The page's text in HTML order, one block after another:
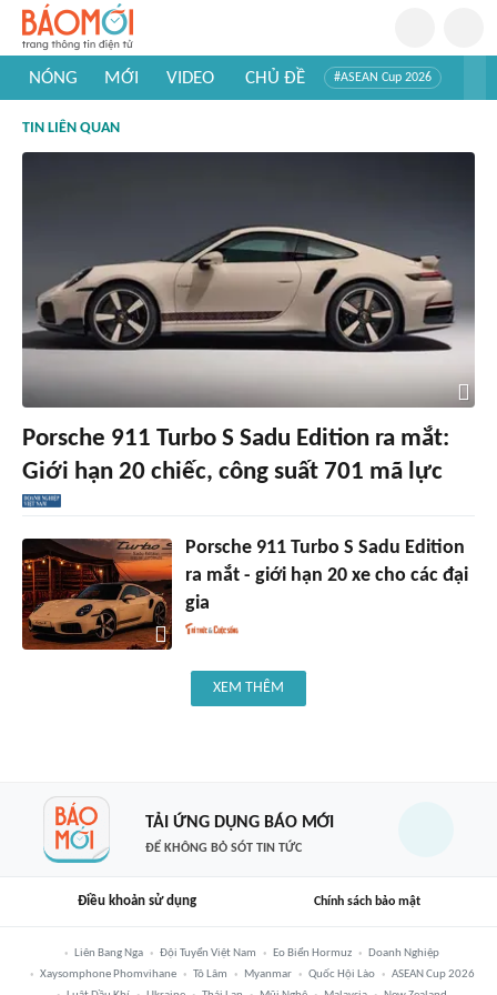
NÓNG MỚI VIDEO CHỦ ĐỀ #ASEAN Cup 2026
#Khám phá thế giới
TIN LIÊN QUAN
Porsche 911 Turbo S Sadu Edition ra mắt:
Giới hạn 20 chiếc, công suất 701 mã lực
Porsche 911 Turbo S Sadu Edition
ra mắt - giới hạn 20 xe cho các đại
gia
XEM THÊM
TẢI ỨNG DỤNG BÁO MỚI
ĐỂ KHÔNG BỎ SÓT TIN TỨC
Điều khoản sử dụng Chính sách bảo mật
Liên Bang Nga Đội Tuyển Việt Nam Eo Biển Hormuz
Doanh Nghiệp
Xaysomphone Phomvihane
Tô Lâm Myanmar Quốc Hội Lào
ASEAN Cup 2026